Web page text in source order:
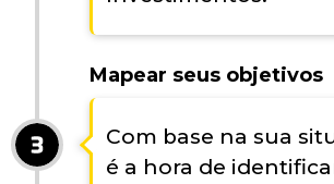
Mapear seus objetivos
Com base na sua
é a hora de